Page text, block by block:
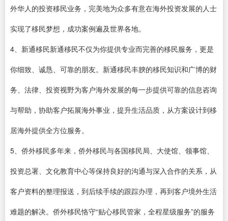
外华人的投资移民业务，完美地为众多有意在海外投资发展的人士
实现了移民梦想，成功案例遍及世界各地。
4、新通移民新通移民不仅为你提供专业而完善的移民服务，更是
你细致、诚恳、可靠的朋友。新通移民丰腴的移民知识和广博的财
务、法律、投资视野为客户海外发展的每一步提供可靠的信息咨询
与帮助，协助客户拓展海外事业，提升生活品质，从方案设计到移
居海外提供全方位服务。
5、侨外移民多年来，侨外移民与各国移民局、大使馆、领事馆、
投资总署、文化教育中心等保持良好的沟通与深入合作的关系，从
客户资料的整理报送，到后续手续的跟踪办理，再到客户境外生活
难题的解决。侨外移民恪守“贴心移民管家，全程星级服务”的服务